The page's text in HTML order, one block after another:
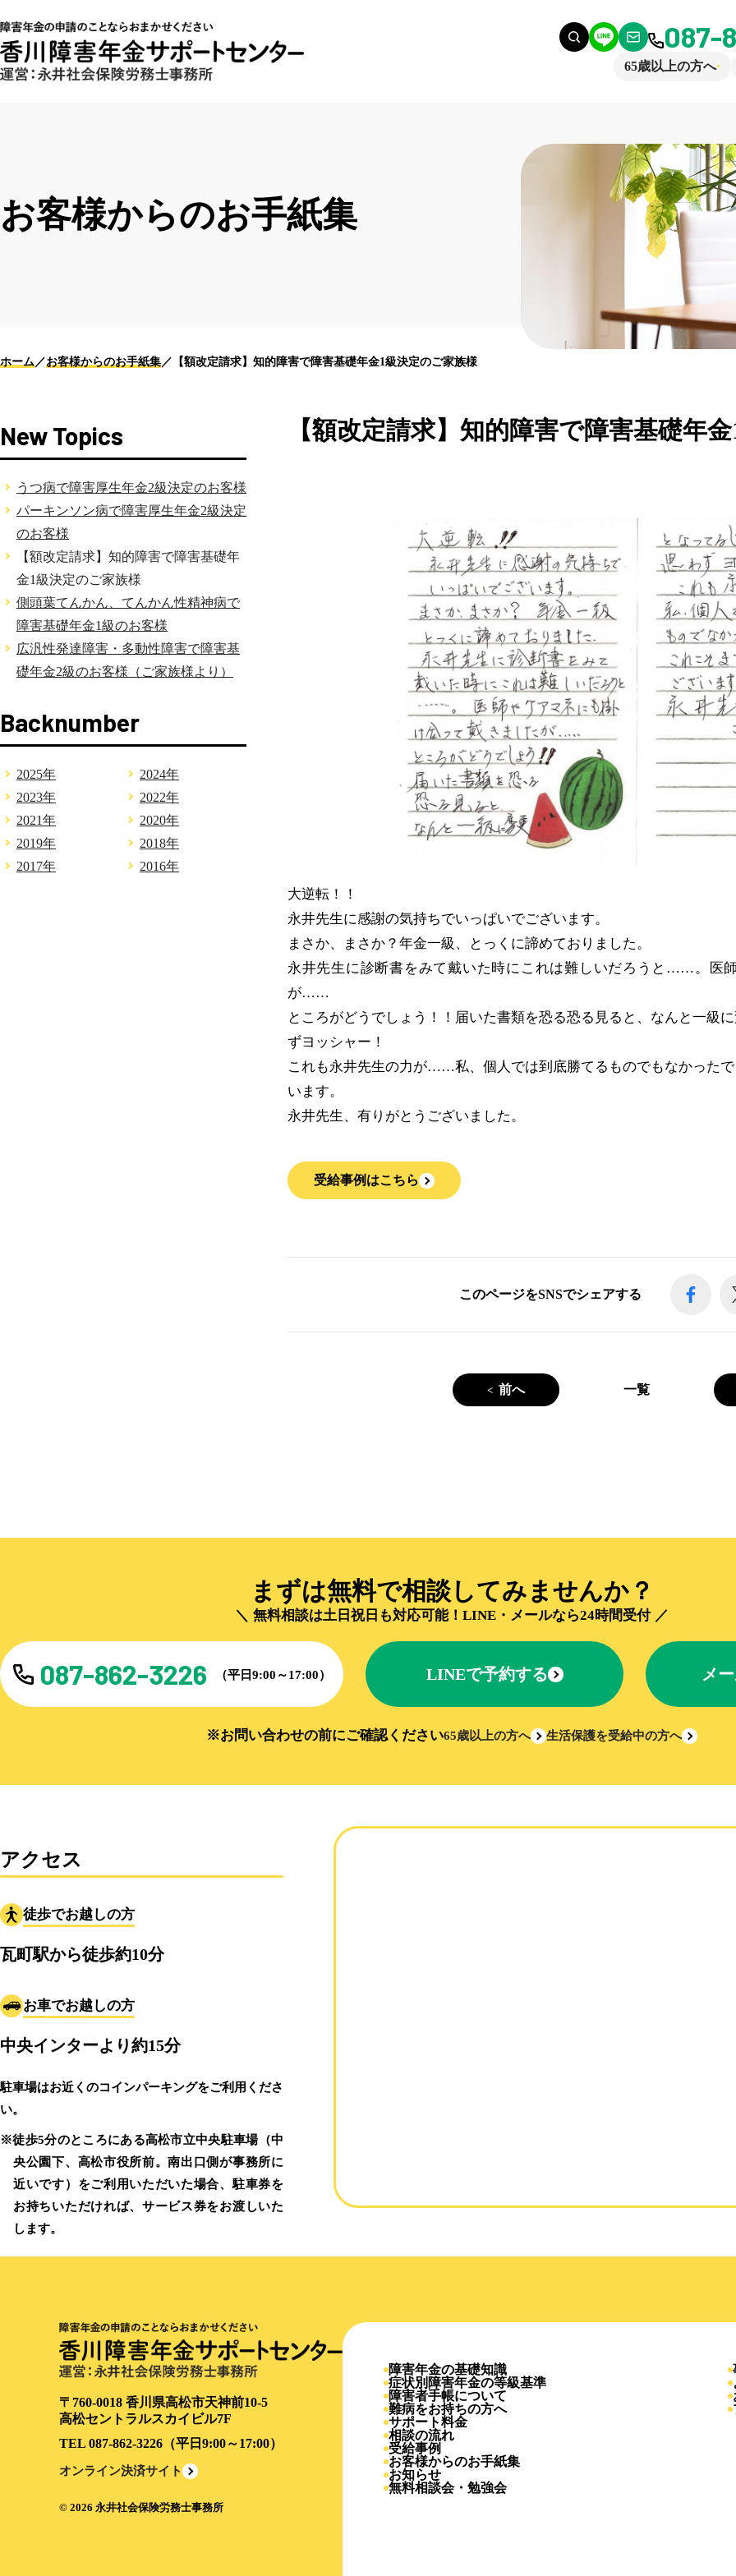
087-
65歳以上の方へ
お客様からのお手紙集
ホーム お客様からのお手紙集 【額改定請求】知的障害で障害基礎年金1級決定のご家族様
【額改定請求】知的障害で障害基礎年
大逆転！！
永井先生に感謝の気持ちでいっぱいでございます。
まさか、まさか？年金一級、とっくに諦めておりました。
永井先生に診断書をみて戴いた時にこれは難しいだろうと……。医
が……
ところがどうでしょう！！届いた書類を恐る恐る見ると、なんと一級
ずヨッシャー！
これも永井先生の力が……私、個人では到底勝てるものでもなかった
います。
永井先生、有りがとうございました。
受給事例はこちら
このページをSNSでシェアする
前へ 一覧
New Topics
うつ病で障害厚生年金2級決定のお客様
パーキンソン病で障害厚生年金2級決定
のお客様
【額改定請求】知的障害で障害基礎年
金1級決定のご家族様
側頭葉てんかん、てんかん性精神病で
障害基礎年金1級のお客様
広汎性発達障害・多動性障害で障害基
礎年金2級のお客様（ご家族様より）
Backnumber
2025年
2024年
2023年
2022年
2021年
2020年
2019年
2018年
2017年
2016年
まずは無料で相談してみませんか？
無料相談は土日祝日も対応可能！ LINE・メールなら24時間受付
087-862-3226 （平日9:00～17:00） LINEで予約する メ
※お問い合わせの前にご確認ください65歳以上の方へ 生活保護を受給中の方へ
アクセス
徒歩でお越しの方
瓦町駅から徒歩約10分
お車でお越しの方
中央インターより約15分
駐車場はお近くのコインパーキングをご利用くださ
い。
※徒歩5分のところにある高松市立中央駐車場（中
央公園下、高松市役所前。南出口側が事務所に
近いです）をご利用いただいた場合、駐車券を
お持ちいただければ、サービス券をお渡しいた
します。
〒760-0018 香川県高松市天神前10-5
高松セントラルスカイビル7F
TEL 087-862-3226 （平日9:00～17:00）
オンライン決済サイト
© 2026 永井社会保険労務士事務所
障害年金の基礎知識
症状別障害年金の等級基準
障害者手帳について
難病をお持ちの方へ
サポート料金
相談の流れ
受給事例
お客様からのお手紙集
お知らせ
無料相談会・勉強会